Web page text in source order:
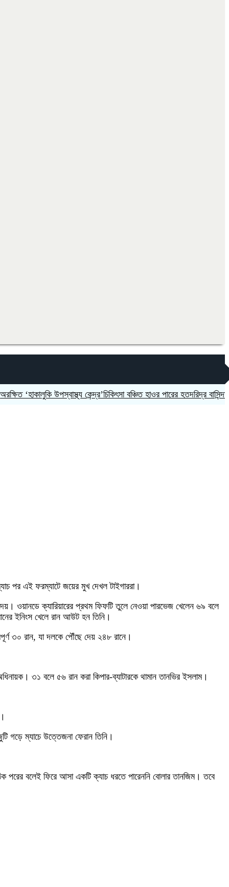
উপস্বাস্থ্য কেন্দ্র’চিকিৎসা বঞ্চিত হাওর পারের হতদরিদ্র বাসিন্দারা
পর এই ফরম্যাটে জয়ের মুখ দেখল টাইগাররা।
ওয়ানডে ক্যারিয়ারের প্রথম ফিফটি তুলে নেওয়া পারভেজ খেলেন ৬৯ বলে
ইনিংস খেলে রান আউট হন তিনি।
৩০ রান, যা দলকে পৌঁছে দেয় ২৪৮ রানে।
৩১ বলে ৫৬ রান করা কিপার-ব্যাটারকে থামান তানভির ইসলাম।
গড়ে ম্যাচে উত্তেজনা ফেরান তিনি।
পরের বলেই ফিরে আসা একটি ক্যাচ ধরতে পারেননি বোলার তানজিম। তবে